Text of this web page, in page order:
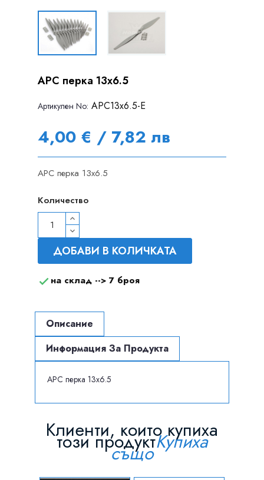
APC перка 13x6.5
Артикулен Nо: APC13x6.5-E
4,00 € / 7,82 лв
APC перка 13x6.5
Количество
ДОБАВИ В КОЛИЧКАТА
 на склад --> 7 броя
Описание
Информация За Продукта
APC перка 13x6.5
Клиенти, които купиха
този продуктКупиха
също